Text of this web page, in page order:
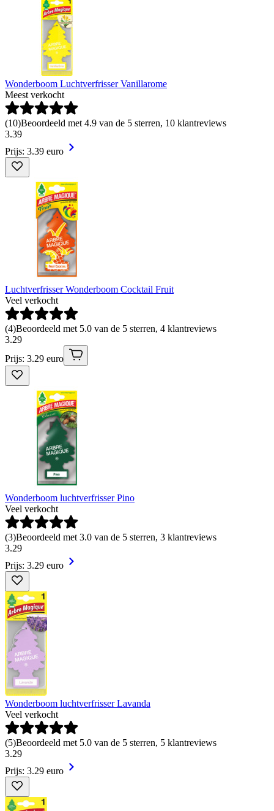
Wonderboom Luchtverfrisser Vanillarome
Meest verkocht
(10)Beoordeeld met 4.9 van de 5 sterren, 10 klantreviews
3.39
Prijs: 3.39 euro
Luchtverfrisser Wonderboom Cocktail Fruit
Veel verkocht
(4)Beoordeeld met 5.0 van de 5 sterren, 4 klantreviews
3.29
Prijs: 3.29 euro
Wonderboom luchtverfrisser Pino
Veel verkocht
(3)Beoordeeld met 3.0 van de 5 sterren, 3 klantreviews
3.29
Prijs: 3.29 euro
Wonderboom luchtverfrisser Lavanda
Veel verkocht
(5)Beoordeeld met 5.0 van de 5 sterren, 5 klantreviews
3.29
Prijs: 3.29 euro